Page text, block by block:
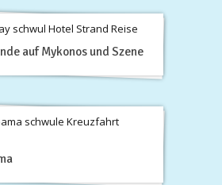
auf Mykonos und Szene